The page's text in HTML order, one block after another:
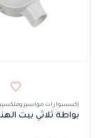
إكسسوارات مواسير